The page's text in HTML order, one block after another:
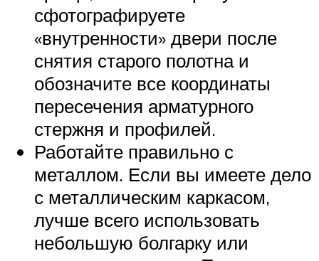
сфотографируете
«внутренности» двери после
снятия старого полотна и
обозначите все координаты
пересечения арматурного
стержня и профилей.
Работайте правильно с
металлом. Если вы имеете дело
с металлическим каркасом,
лучше всего использовать
небольшую болгарку или